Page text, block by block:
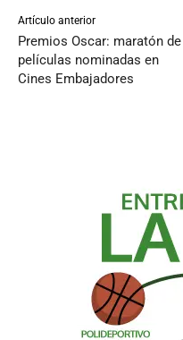
Artículo anterior
Premios Oscar: maratón de
películas nominadas en
Cines Embajadores